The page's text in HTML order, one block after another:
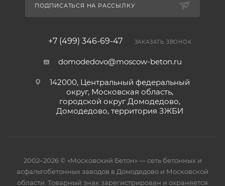
ПОДПИСАТЬСЯ НА РАССЫЛКУ
+7 (499) 346-69-47 ЗАКАЗАТЬ ЗВОНОК
domodedovo@moscow-beton.ru
142000, Центральный федеральный
округ, Московская область,
городской округ Домодедово,
Домодедово, территория ЗЖБИ
2002–2026 © «Московский Бетон» — сеть бетонных и
асфальтобетонных заводов в Домодедово и Московской
области. Товарный знак зарегистрирован и охраняется